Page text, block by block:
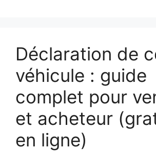
Déclaration de
véhicule : guide
complet pour
et acheteur
en ligne)